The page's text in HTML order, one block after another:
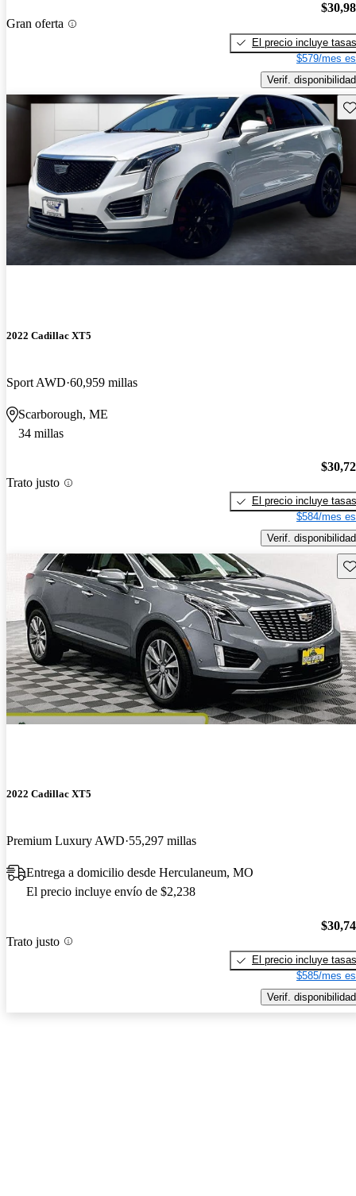
Gran oferta
El precio incluye tasas
$579/mes
Verif. disponibilidad
2022 Cadillac XT5
Sport AWD 60,959 millas
Scarborough, ME
34 millas
Trato justo
El precio incluye tasas
$584/mes
Verif. disponibilidad
2022 Cadillac XT5
Premium Luxury AWD 55,297 millas
Entrega a domicilio desde Herculaneum, MO
El precio incluye envío de $2,238
Trato justo
El precio incluye tasas
$585/mes
Verif. disponibilidad